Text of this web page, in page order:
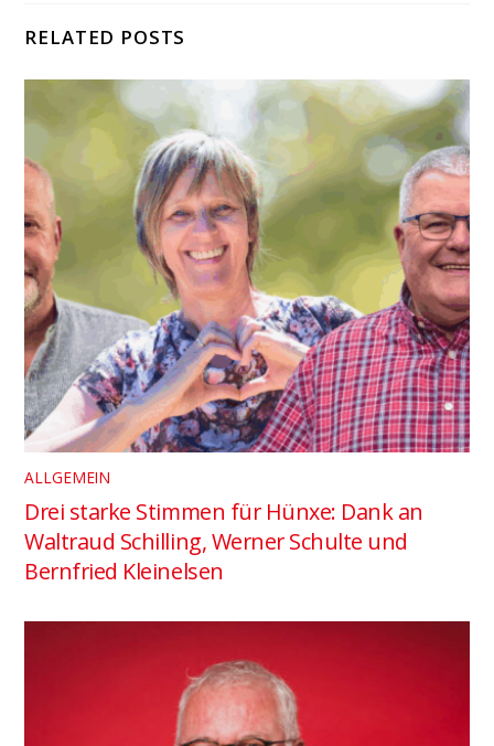
RELATED POSTS
ALLGEMEIN
Drei starke Stimmen für Hünxe: Dank an
Waltraud Schilling, Werner Schulte und
Bernfried Kleinelsen